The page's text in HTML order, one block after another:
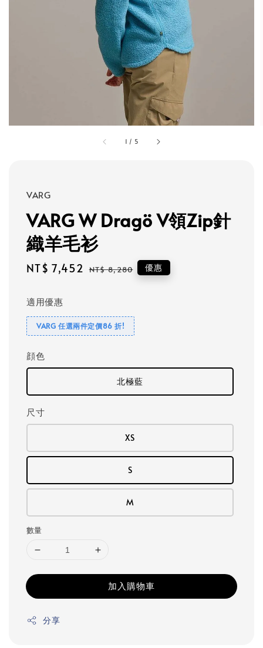
1 / 5
VARG
VARG W Dragö V領Zip針
織羊毛衫
Sale
NT$ 7,452 Regular
NT$ 8,280 優惠
適用優惠
VARG 任選兩件定價86 折!
顔色
北極藍
尺寸
XS
S
M
數量
加入購物車
分享